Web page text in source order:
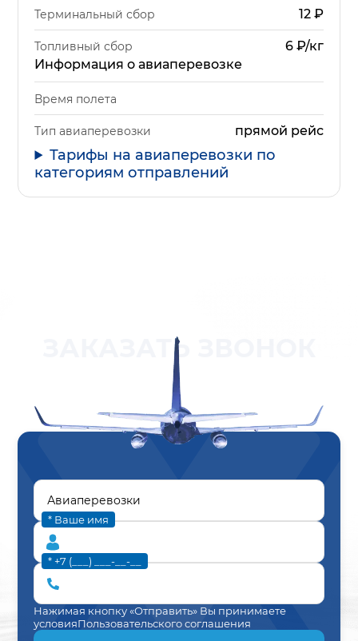
Терминальный сбор 12₽
Топливный сбор
6 ₽/кг
Информация о авиаперевозке
Время полета
Тип авиаперевозки прямой рейс
Тарифы на авиаперевозки по
категориям отправлений
ЗАКАЗАТЬ ЗВОНОК
* Ваше имя
* +7 (___) ___-__-__
Нажимая кнопку «Отправить» Вы принимаете
условияПользовательского соглашения